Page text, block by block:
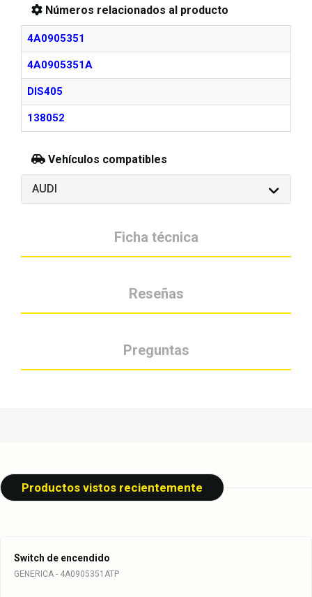
Números relacionados al producto
4A0905351
4A0905351A
DIS405
138052
Vehículos compatibles
AUDI
Ficha técnica
Reseñas
Preguntas
Productos vistos recientemente
Switch de encendido
GENERICA - 4A0905351ATP